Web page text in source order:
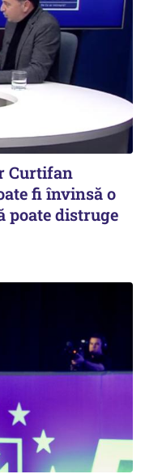
Curtifan
fi învinsă o
poate distruge